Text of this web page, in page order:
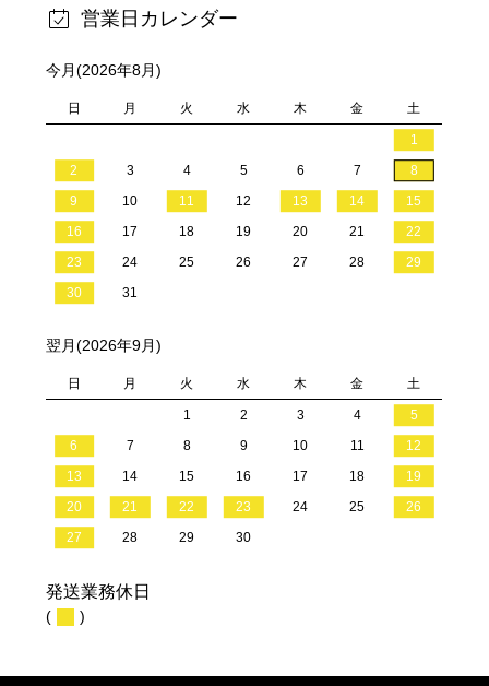
営業日カレンダー
今月(2026年8月)
日 月 火 水 木 金 土
1
2
3 4 5 6 7
8
9
10 11 12 13 14
15
16
17 18 19 20 21
22
23
24 25 26 27 28
29
30
31
翌月(2026年9月)
日 月 火 水 木 金 土
1 2 3 4
5
6
7 8 9 10 11
12
13
14 15 16 17 18
19
20
21 22 23 24 25
26
27
28 29 30
発送業務休日
( )